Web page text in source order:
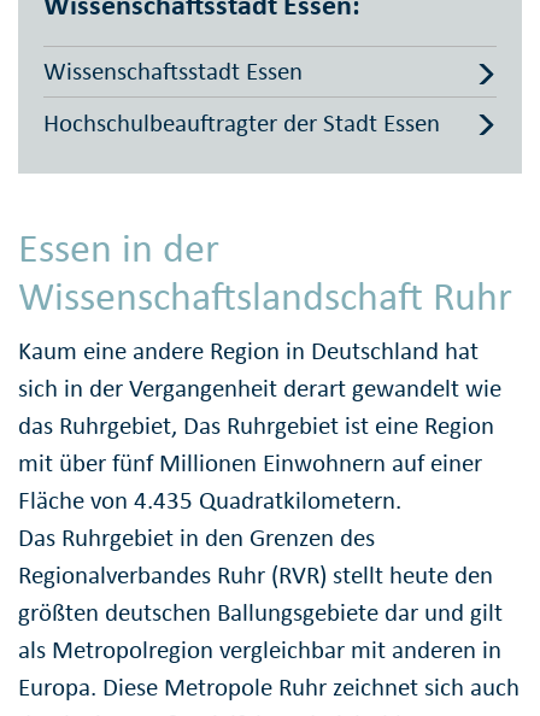
Wissenschaftsstadt Essen
Hochschulbeauftragter der Stadt Essen
Essen in der
Wissenschaftslandschaft Ruhr
Kaum eine andere Region in Deutschland hat
sich in der Vergangenheit derart gewandelt wie
das Ruhrgebiet, Das Ruhrgebiet ist eine Region
mit über fünf Millionen Einwohnern auf einer
Fläche von 4.435 Quadratkilometern.
Das Ruhrgebiet in den Grenzen des
Regionalverbandes Ruhr (RVR) stellt heute den
größten deutschen Ballungsgebiete dar und gilt
als Metropolregion vergleichbar mit anderen in
Europa. Diese Metropole Ruhr zeichnet sich auch